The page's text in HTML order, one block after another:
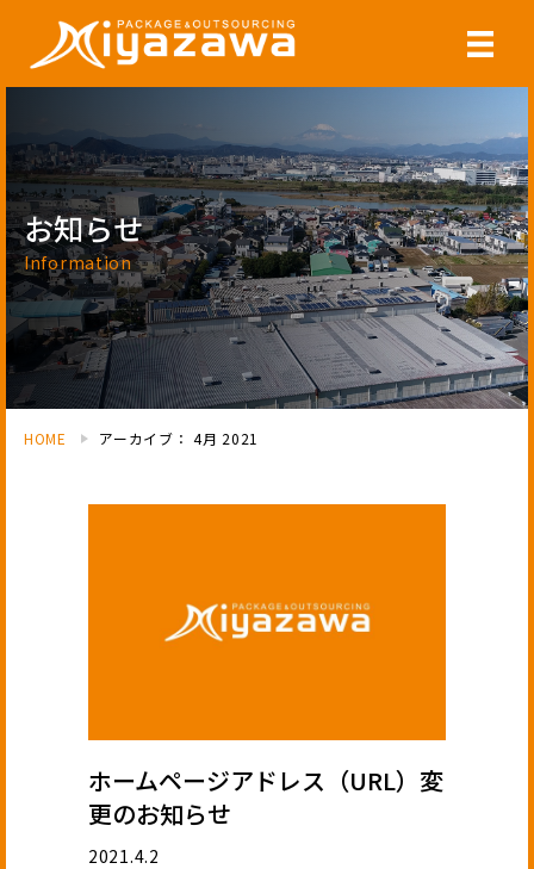
お知らせ
Information
HOME アーカイブ： 4月 2021
ホームページアドレス（URL）変
更のお知らせ
2021.4.2